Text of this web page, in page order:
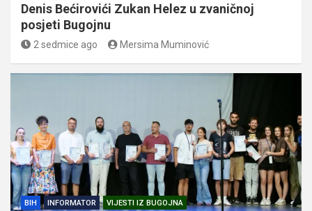
Denis Bećirovići Zukan Helez u zvaničnoj
posjeti Bugojnu
2 sedmice ago Mersima Muminović
BIH INFORMATOR VIJESTI IZ BUGOJNA